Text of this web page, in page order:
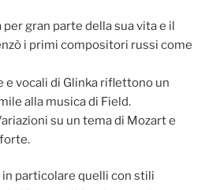
per gran parte della sua vita e il
i primi compositori russi come
e vocali di Glinka riflettono un
alla musica di Field.
su un tema di Mozart e
particolare quelli con stili